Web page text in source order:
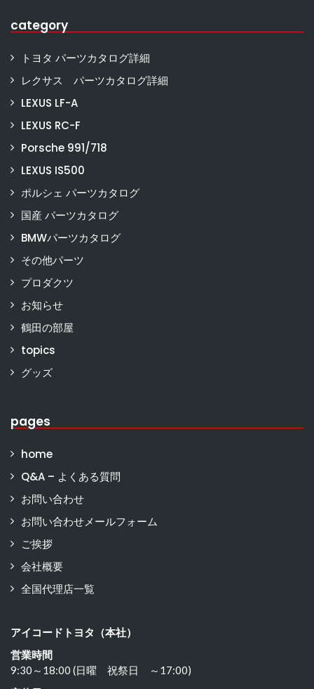
category
トヨタ パーツカタログ詳細
レクサス パーツカタログ詳細
LEXUS LF-A
LEXUS RC-F
Porsche 991/718
LEXUS IS500
ポルシェ パーツカタログ
国産 パーツカタログ
BMWパーツカタログ
その他パーツ
プロダクツ
お知らせ
鶴田の部屋
topics
グッズ
pages
home
Q&A – よくある質問
お問い合わせ
お問い合わせメールフォーム
ご挨拶
会社概要
全国代理店一覧
アイコードトヨタ（本社）
営業時間
9:30～18:00 (日曜 祝祭日 ～17:00)